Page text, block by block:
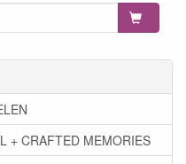
+ CRAFTED MEMORIES